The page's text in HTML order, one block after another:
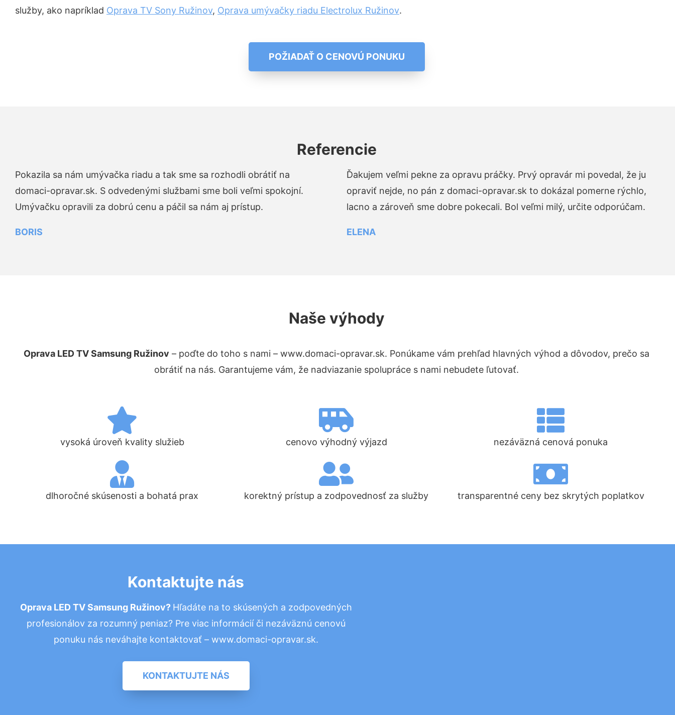
služby, ako napríklad Oprava TV Sony Ružinov, Oprava umývačky riadu Electrolux Ružinov.
POŽIADAŤ O CENOVÚ PONUKU
Referencie
Pokazila sa nám umývačka riadu a tak sme sa rozhodli obrátiť na
domaci-opravar.sk. S odvedenými službami sme boli veľmi spokojní.
Umývačku opravili za dobrú cenu a páčil sa nám aj prístup.
BORIS
Ďakujem veľmi pekne za opravu práčky. Prvý opravár mi povedal, že ju
opraviť nejde, no pán z domaci-opravar.sk to dokázal pomerne rýchlo,
lacno a zároveň sme dobre pokecali. Bol veľmi milý, určite odporúčam.
ELENA
Naše výhody
Oprava LED TV Samsung Ružinov – poďte do toho s nami – www.domaci-opravar.sk. Ponúkame vám prehľad hlavných výhod a dôvodov, prečo sa
obrátiť na nás. Garantujeme vám, že nadviazanie spolupráce s nami nebudete ľutovať.
vysoká úroveň kvality služieb cenovo výhodný výjazd nezáväzná cenová ponuka
dlhoročné skúsenosti a bohatá prax korektný prístup a zodpovednosť za služby transparentné ceny bez skrytých poplatkov
Kontaktujte nás
Oprava LED TV Samsung Ružinov? Hľadáte na to skúsených a zodpovedných
profesionálov za rozumný peniaz? Pre viac informácií či nezáväznú cenovú
ponuku nás neváhajte kontaktovať – www.domaci-opravar.sk.
KONTAKTUJTE NÁS